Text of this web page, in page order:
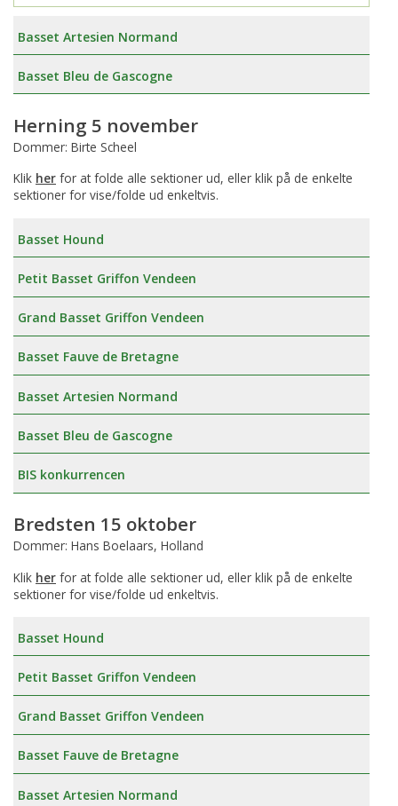
Basset Artesien Normand
Basset Bleu de Gascogne
Herning 5 november
Dommer: Birte Scheel
Klik her for at folde alle sektioner ud, eller klik på de enkelte
sektioner for vise/folde ud enkeltvis.
Basset Hound
Petit Basset Griffon Vendeen
Grand Basset Griffon Vendeen
Basset Fauve de Bretagne
Basset Artesien Normand
Basset Bleu de Gascogne
BIS konkurrencen
Bredsten 15 oktober
Dommer: Hans Boelaars, Holland
Klik her for at folde alle sektioner ud, eller klik på de enkelte
sektioner for vise/folde ud enkeltvis.
Basset Hound
Petit Basset Griffon Vendeen
Grand Basset Griffon Vendeen
Basset Fauve de Bretagne
Basset Artesien Normand